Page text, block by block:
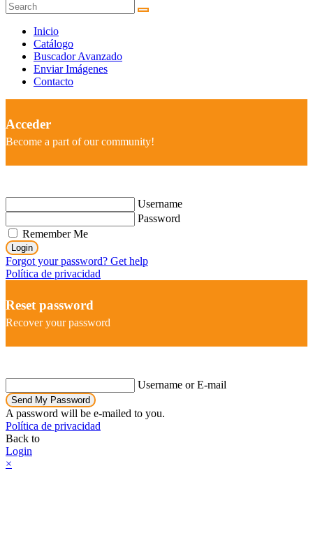
Inicio
Catálogo
Buscador Avanzado
Enviar Imágenes
Contacto
Acceder
Become a part of our community!
Username
Password
Remember Me
Login
Forgot your password? Get help
Política de privacidad
Reset password
Recover your password
Username or E-mail
Send My Password
A password will be e-mailed to you.
Política de privacidad
Back to
Login
×